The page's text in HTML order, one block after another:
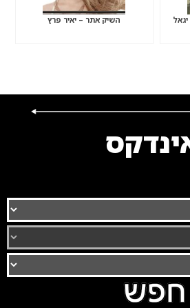
השיק אתר – יאיר פרץ